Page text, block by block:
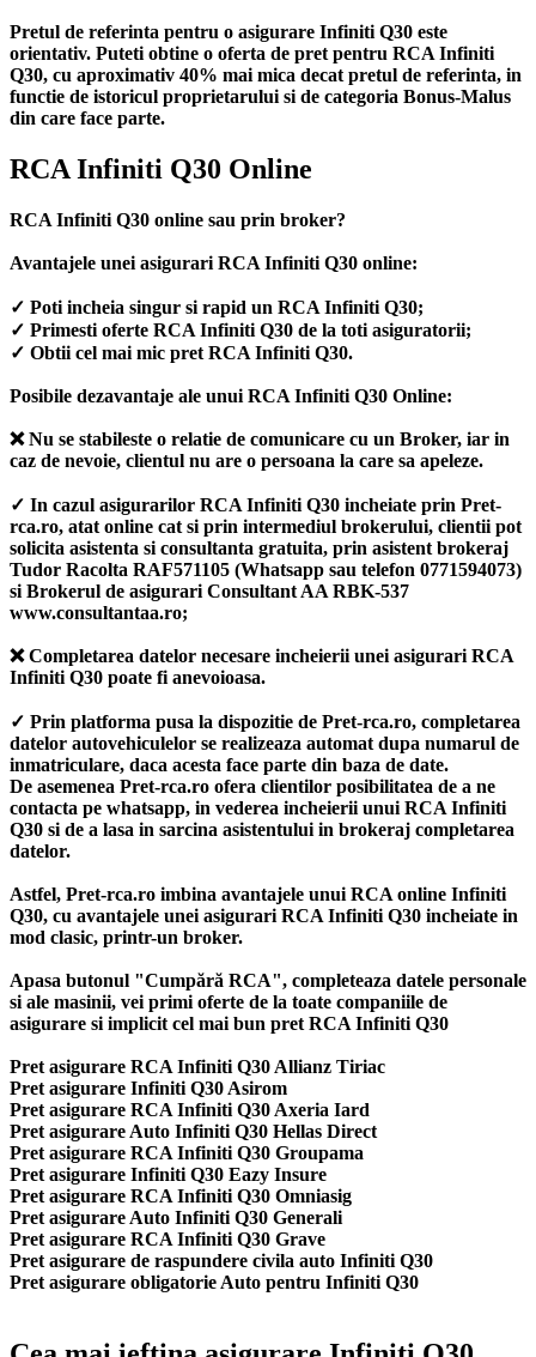
Pretul de referinta pentru o asigurare Infiniti Q30 este
orientativ. Puteti obtine o oferta de pret pentru RCA Infiniti
Q30, cu aproximativ 40% mai mica decat pretul de referinta, in
functie de istoricul proprietarului si de categoria Bonus-Malus
din care face parte.
RCA Infiniti Q30 Online
RCA Infiniti Q30 online sau prin broker?
Avantajele unei asigurari RCA Infiniti Q30 online:
✓ Poti incheia singur si rapid un RCA Infiniti Q30;
✓ Primesti oferte RCA Infiniti Q30 de la toti asiguratorii;
✓ Obtii cel mai mic pret RCA Infiniti Q30.
Posibile dezavantaje ale unui RCA Infiniti Q30 Online:
❌ Nu se stabileste o relatie de comunicare cu un Broker, iar in
caz de nevoie, clientul nu are o persoana la care sa apeleze.
✓ In cazul asigurarilor RCA Infiniti Q30 incheiate prin Pret-
rca.ro, atat online cat si prin intermediul brokerului, clientii pot
solicita asistenta si consultanta gratuita, prin asistent brokeraj
Tudor Racolta RAF571105 (Whatsapp sau telefon 0771594073)
si Brokerul de asigurari Consultant AA RBK-537
www.consultantaa.ro;
❌ Completarea datelor necesare incheierii unei asigurari RCA
Infiniti Q30 poate fi anevoioasa.
✓ Prin platforma pusa la dispozitie de Pret-rca.ro, completarea
datelor autovehiculelor se realizeaza automat dupa numarul de
inmatriculare, daca acesta face parte din baza de date.
De asemenea Pret-rca.ro ofera clientilor posibilitatea de a ne
contacta pe whatsapp, in vederea incheierii unui RCA Infiniti
Q30 si de a lasa in sarcina asistentului in brokeraj completarea
datelor.
Astfel, Pret-rca.ro imbina avantajele unui RCA online Infiniti
Q30, cu avantajele unei asigurari RCA Infiniti Q30 incheiate in
mod clasic, printr-un broker.
Apasa butonul "Cumpără RCA", completeaza datele personale
si ale masinii, vei primi oferte de la toate companiile de
asigurare si implicit cel mai bun pret RCA Infiniti Q30
Pret asigurare RCA Infiniti Q30 Allianz Tiriac
Pret asigurare Infiniti Q30 Asirom
Pret asigurare RCA Infiniti Q30 Axeria Iard
Pret asigurare Auto Infiniti Q30 Hellas Direct
Pret asigurare RCA Infiniti Q30 Groupama
Pret asigurare Infiniti Q30 Eazy Insure
Pret asigurare RCA Infiniti Q30 Omniasig
Pret asigurare Auto Infiniti Q30 Generali
Pret asigurare RCA Infiniti Q30 Grave
Pret asigurare de raspundere civila auto Infiniti Q30
Pret asigurare obligatorie Auto pentru Infiniti Q30